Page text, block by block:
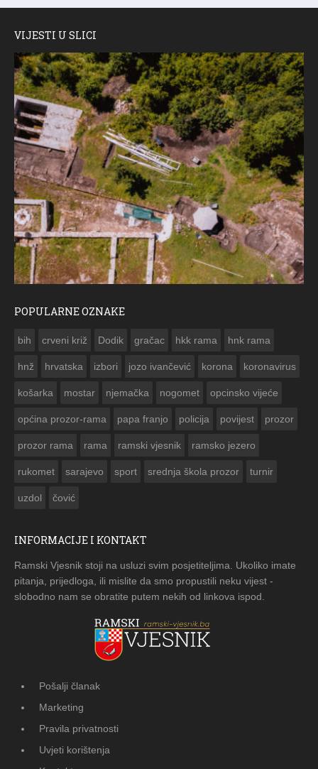
VIJESTI U SLICI
POPULARNE OZNAKE
bih crveni križ Dodik gračac hkk rama hnk rama
hnž hrvatska izbori jozo ivančević korona koronavirus
košarka mostar njemačka nogomet opcinsko vijeće
općina prozor-rama papa franjo policija povijest prozor
prozor rama rama ramski vjesnik ramsko jezero
rukomet sarajevo sport srednja škola prozor turnir
uzdol čović
INFORMACIJE I KONTAKT
Ramski Vjesnik stoji na usluzi svim posjetiteljima. Ukoliko imate
pitanja, prijedloga, ili mislite da smo propustili neku vijest -
slobodno nam se obratite putem nekih od linkova ispod.
Pošalji članak
Marketing
Pravila privatnosti
Uvjeti korištenja